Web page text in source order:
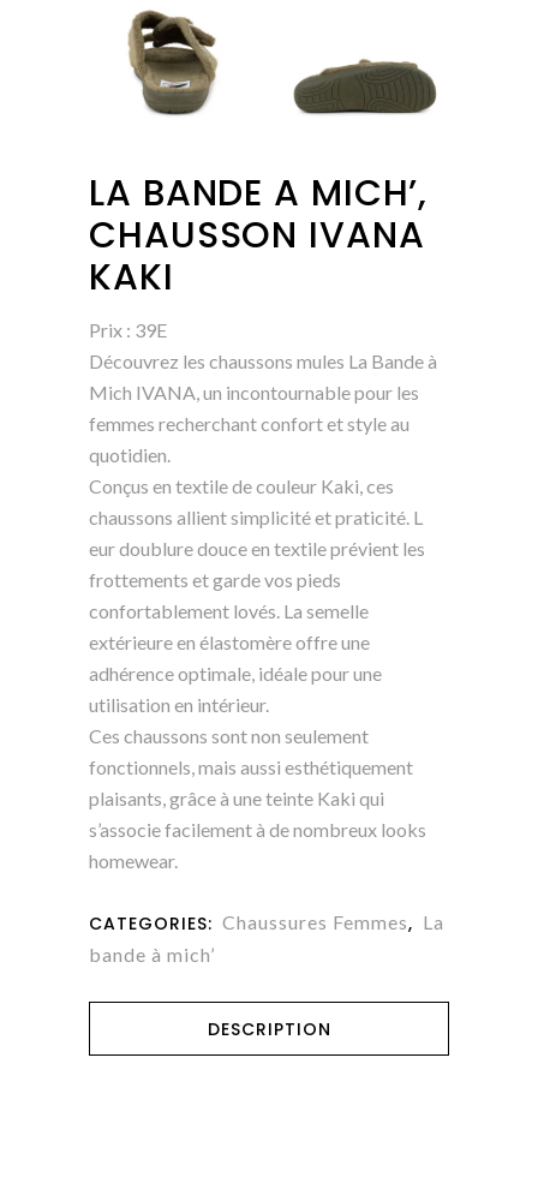
LA BANDE A MICH’,
CHAUSSON IVANA
KAKI
Prix : 39E
Découvrez les chaussons mules La Bande à
Mich IVANA, un incontournable pour les
femmes recherchant confort et style au
quotidien.
Conçus en textile de couleur Kaki, ces
chaussons allient simplicité et praticité. L
eur doublure douce en textile prévient les
frottements et garde vos pieds
confortablement lovés. La semelle
extérieure en élastomère offre une
adhérence optimale, idéale pour une
utilisation en intérieur.
Ces chaussons sont non seulement
fonctionnels, mais aussi esthétiquement
plaisants, grâce à une teinte Kaki qui
s’associe facilement à de nombreux looks
homewear.
CATEGORIES: Chaussures Femmes, La
bande à mich’
DESCRIPTION